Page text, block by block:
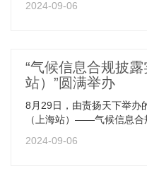
2024-09-06
“气候信息合规披
站）”圆满举办
8月29日，由责扬天下举办
（上海站）——气候信息合
2024-09-06